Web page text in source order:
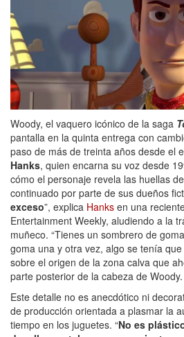
Woody, el vaquero icónico de la saga
pantalla en la quinta entrega con
paso de más de treinta años desde el
Hanks, quien encarna su voz desde
cómo el personaje revela las huellas
continuado por parte de sus dueños
exceso”, explica Hanks en una
Entertainment Weekly, aludiendo a la
muñeco. “Tienes un sombrero de
goma una y otra vez, algo se tenía
sobre el origen de la zona calva que
parte posterior de la cabeza de Woody.
Este detalle no es anecdótico ni
de producción orientada a plasmar la
tiempo en los juguetes. “No es